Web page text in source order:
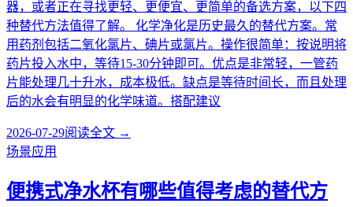
器，或者正在寻找更轻、更便宜、更简单的备选方案，以下四
种替代方法值得了解。 化学净化是历史最久的替代方案。常
用药剂包括二氧化氯片、碘片或氯片。操作很简单：按说明将
药片投入水中，等待15-30分钟即可。优点是非常轻，一管药
片能处理几十升水，成本极低。缺点是等待时间长，而且处理
后的水会有明显的化学味道。搭配建议
2026-07-29阅读全文 →
场景应用
便携式净水杯有哪些值得考虑的替代方